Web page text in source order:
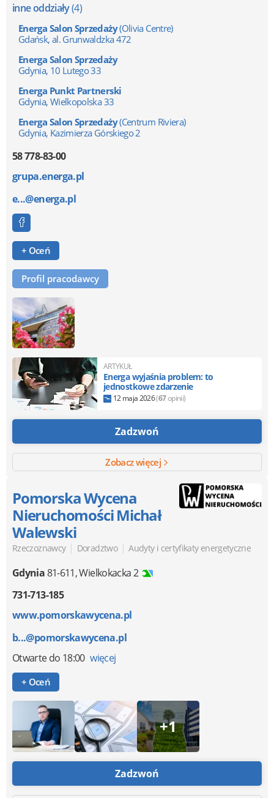
inne oddziały(4)
Energa Salon Sprzedaży(Olivia Centre)
Gdańsk, al. Grunwaldzka 472
Energa Salon Sprzedaży
Gdynia, 10 Lutego 33
Energa Punkt Partnerski
Gdynia, Wielkopolska 33
Energa Salon Sprzedaży(Centrum Riviera)
Gdynia, Kazimierza Górskiego 2
58 778-83-00
grupa.energa.pl
e...@energa.pl
+ Oceń
Profil pracodawcy
ARTYKUŁ
Energa wyjaśnia problem: to
jednostkowe zdarzenie
12 maja 2026(67opinii)
Zadzwoń
Zobacz więcej
Pomorska Wycena
Nieruchomości Michał
Walewski
Rzeczoznawcy | Doradztwo | Audyty i certyfikaty energetyczne
Gdynia81-611,Wielkokacka 2
731-713-185
www.pomorskawycena.pl
b...@pomorskawycena.pl
Otwartedo 18:00 więcej
+ Oceń
+1
Zadzwoń